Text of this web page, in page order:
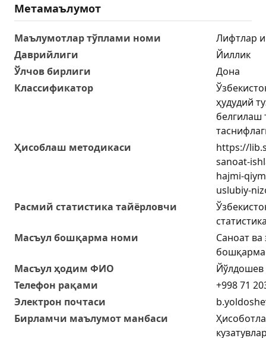
Метамаълумот
Маълумотлар тўплами номи
Лифтлар
Даврийлиги
Йиллик
Ўлчов бирлиги
Дона
Классификатор
ҳудудий
белгилаш
Ҳисоблаш методикаси
https://
sanoat-
hajmi-
uslubiy-
Расмий статистика тайёрловчи
Масъул бошқарма номи
Саноат ва
Масъул ҳодим ФИО
Йўлдошев
Телефон рақами
+998 71
Электрон почтаси
Бирламчи маълумот манбаси